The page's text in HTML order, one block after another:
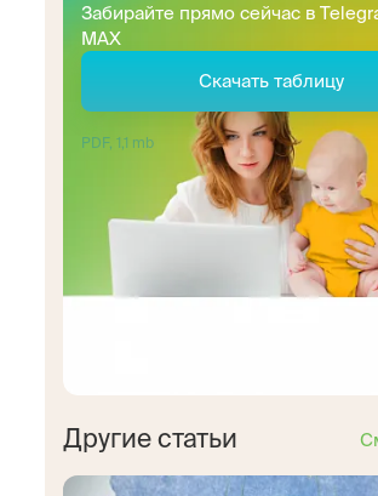
Забирайте прямо сейчас в
MAX
Скачать таблицу
PDF, 1,1 mb
Другие статьи